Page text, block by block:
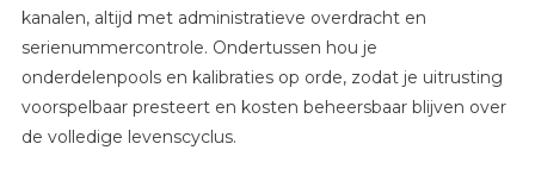
kanalen, altijd met administratieve overdracht en
serienummercontrole. Ondertussen hou je
onderdelenpools en kalibraties op orde, zodat je uitrusting
voorspelbaar presteert en kosten beheersbaar blijven over
de volledige levenscyclus.